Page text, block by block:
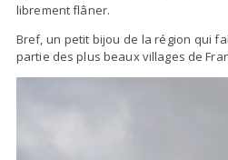
librement flâner.
Bref, un petit bijou de la région qui
partie des plus beaux villages de